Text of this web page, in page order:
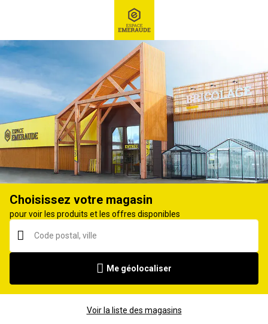
Ex : Robot tondeuse, ...
Coupe-bordure
Choisissez votre magasin
pour voir les produits et les offres disponibles
Me géolocaliser
Voir la liste des magasins